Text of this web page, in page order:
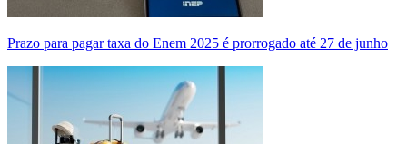
Prazo para pagar taxa do Enem 2025 é prorrogado até 27 de junho